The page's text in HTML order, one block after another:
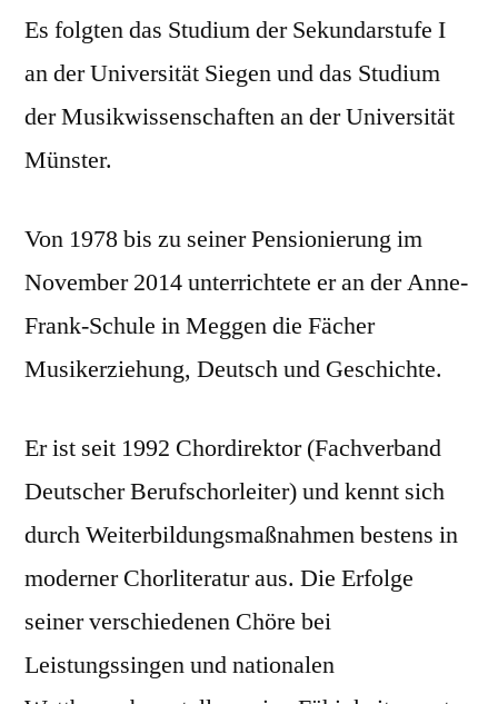
Es folgten das Studium der Sekundarstufe I
an der Universität Siegen und das Studium
der Musikwissenschaften an der Universität
Münster.
Von 1978 bis zu seiner Pensionierung im
November 2014 unterrichtete er an der Anne-
Frank-Schule in Meggen die Fächer
Musikerziehung, Deutsch und Geschichte.
Er ist seit 1992 Chordirektor (Fachverband
Deutscher Berufschorleiter) und kennt sich
durch Weiterbildungsmaßnahmen bestens in
moderner Chorliteratur aus. Die Erfolge
seiner verschiedenen Chöre bei
Leistungssingen und nationalen